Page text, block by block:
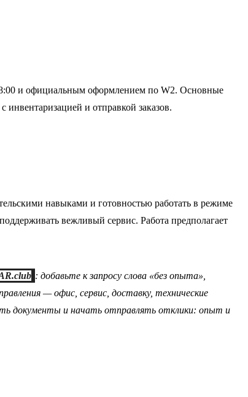
и официальным оформлением по W2. Основные
и отправкой заказов.
навыками и готовностью работать в режиме
вежливый сервис. Работа предполагает
: добавьте к запросу слова «без опыта»,
— офис, сервис, доставку, технические
документы и начать отправлять отклики: опыт и